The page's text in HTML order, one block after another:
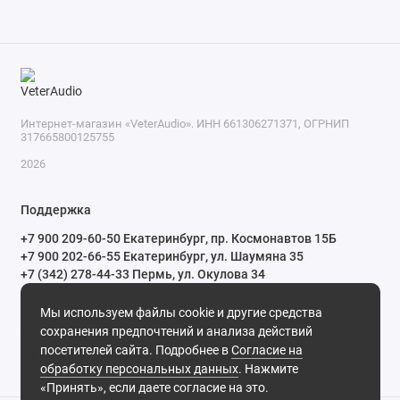
Мы используем файлы cookie и другие средства
сохранения предпочтений и анализа действий
посетителей сайта. Подробнее вСогласие на
обработку персональных данных. Нажмите
«Принять», если даете согласие на это.
Интернет-магазин «VeterAudio». ИНН 661306271371, ОГРНИП
317665800125755
2026
Поддержка
+7 900 209-60-50 Екатеринбург, пр. Космонавтов 15Б
+7 900 202-66-55 Екатеринбург, ул. Шаумяна 35
+7 (342) 278-44-33 Пермь, ул. Окулова 34
Мы в сети